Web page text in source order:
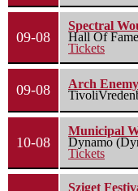
09-08
Spectral
Hall Of
Tickets
09-08
Arch Enemy
10-08
Municipal
Dynamo
Tickets
Sziget